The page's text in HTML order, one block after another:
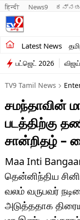
हिन्दी News9 ಕನ್ನಡ
Latest News
சமீபத்திய செய்திகள்
தமிழ்நாடு
இந்தியா
உலகம்
விளையாட்டு
பொழுதுபோக்கு
லைஃப்ஸ்டைல்
வணிகம்
பட்ஜெட் 2026 விஜய்
TV9 Tamil News
சமந்தாவின்
படத்திற்கு
சான்றிதழ் –
Maa Inti
தென்னிந்திய
வலம் வருபவர்
அடுத்ததாக